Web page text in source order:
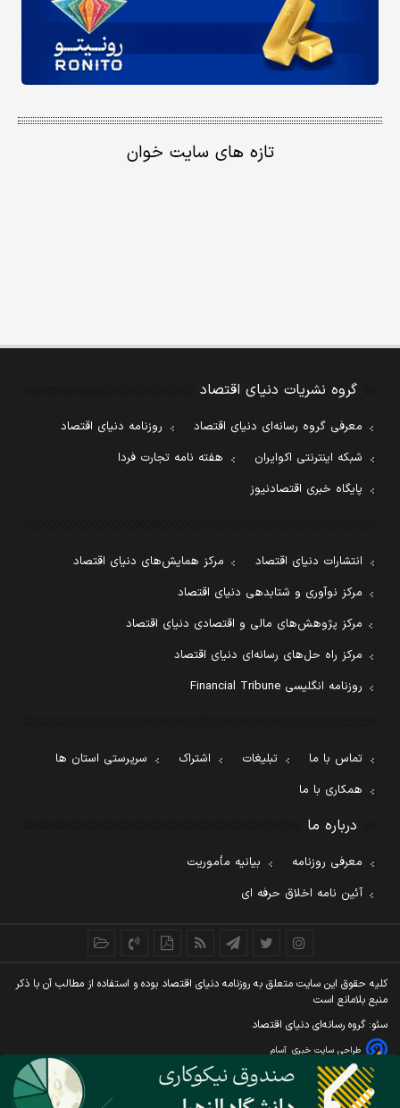
تازه های سایت خوان
گروه نشریات دنیای اقتصاد
معرفی گروه رسانه‌ای دنیای اقتصاد
روزنامه دنیای اقتصاد
شبکه اینترنتی اکوایران
هفته نامه تجارت فردا
پایگاه خبری اقتصادنیوز
انتشارات دنیای اقتصاد
مرکز همایش‌های دنیای اقتصاد
مرکز نوآوری و شتابدهی دنیای اقتصاد
مرکز پژوهش‌های مالی و اقتصادی دنیای اقتصاد
مرکز راه حل‌های رسانه‌ای دنیای اقتصاد
روزنامه انگلیسی Financial Tribune
تماس با ما تبلیغات اشتراک
سرپرستی استان ها
همکاری با ما
درباره ما
معرفی روزنامه
بیانیه مأموریت
آئین نامه اخلاق حرفه ای
کليه حقوق اين سايت متعلق به روزنامه دنيای اقتصاد بوده و استفاده از مطالب آن با ذکر
منبع بلامانع است
سئو: گروه رسانه‌ای دنیای اقتصاد
طراحی سایت خبری آسام